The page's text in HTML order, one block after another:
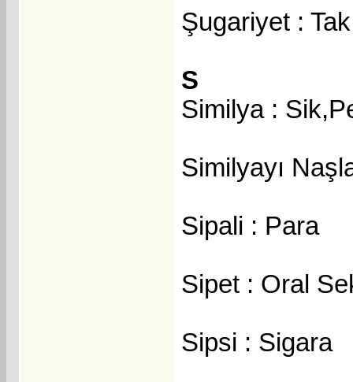
Şugariyet :
S
Similya :
Similyayı
Sipali : Para
Sipet : Oral
Sipsi : Sigara